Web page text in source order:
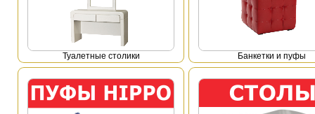
Туалетные столики Банкетки и пуфы